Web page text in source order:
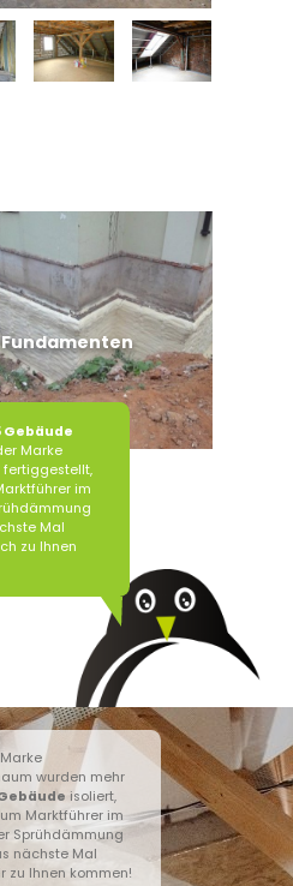
Fundamenten
Gebäude
Marke
fertiggestellt,
im
Mal
zu Ihnen
wurden mehr
isoliert,
Marktführer im
Sprühdämmung
nächste Mal
zu Ihnen kommen!